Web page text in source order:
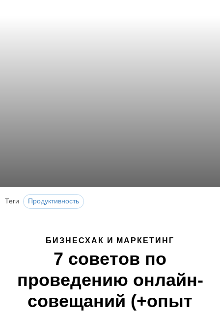
Теги Продуктивность
БИЗНЕСХАК И МАРКЕТИНГ
7 советов по
проведению онлайн-
совещаний (+опыт